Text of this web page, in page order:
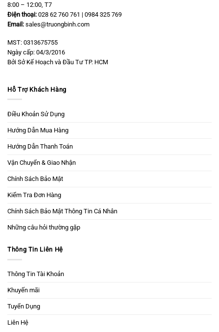
8:00 – 12:00, T7
Điện thoại: 028 62 760 761 | 0984 325 769
Email: sales@truongbinh.com
MST: 0313675755
Ngày cấp: 04/3/2016
Bởi Sở Kế Hoạch và Đầu Tư TP. HCM
Hỗ Trợ Khách Hàng
Điều Khoản Sử Dụng
Hướng Dẫn Mua Hàng
Hướng Dẫn Thanh Toán
Vận Chuyển & Giao Nhận
Chính Sách Bảo Mật
Kiểm Tra Đơn Hàng
Chính Sách Bảo Mật Thông Tin Cá Nhân
Những câu hỏi thường gặp
Thông Tin Liên Hệ
Thông Tin Tài Khoản
Khuyến mãi
Tuyển Dụng
Liên Hệ